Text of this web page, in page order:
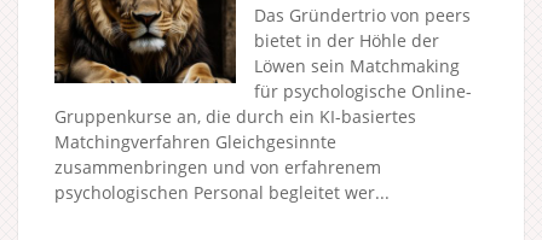
Das Gründertrio von peers
bietet in der Höhle der
Löwen sein Matchmaking
für psychologische Online-
Gruppenkurse an, die durch ein KI-basiertes
Matchingverfahren Gleichgesinnte
zusammenbringen und von erfahrenem
psychologischen Personal begleitet wer...